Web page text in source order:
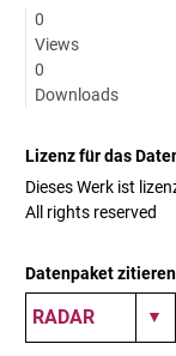
0
Views
0
Downloads
Lizenz für das
Dieses Werk ist
All rights reserved
Datenpaket zitieren